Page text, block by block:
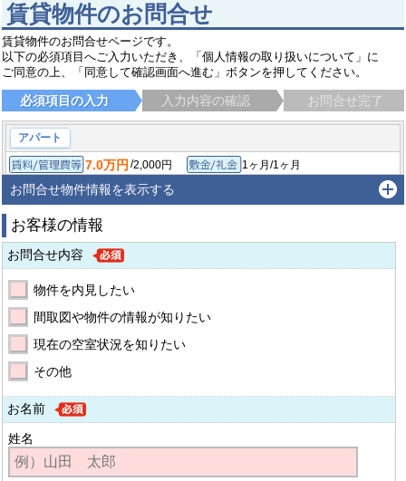
賃貸物件のお問合せ
賃貸物件のお問合せページです。
以下の必須項目へご入力いただき、「個人情報の取り扱いについて」に
ご同意の上、「同意して確認画面へ進む」ボタンを押してください。
必須項目の入力 入力内容の確認 お問合せ完了
アパート
賃料/管理費等
7.0万円 /2,000円 敷金/礼金
1ヶ月/1ヶ月
保証金/敷引/償却金
-/-/-
築年月
2002年12月
中野区中野中央・総武線各停 中野（東京）駅
お問合せ物件情報を表示する
お客様の情報
お問合せ内容
物件を内見したい
間取図や物件の情報が知りたい
現在の空室状況を知りたい
その他
お名前
姓名